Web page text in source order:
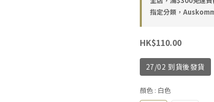
指定分類，
HK$110.00
27/02 到貨後發貨
顏色 : 白色